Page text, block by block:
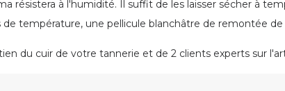
résistera à l'humidité. Il suffit de les laisser sécher à
de température, une pellicule blanchâtre de remontée
du cuir de votre tannerie et de 2 clients experts sur